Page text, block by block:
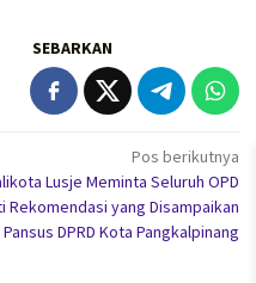
SEBARKAN
Pos berikutnya
Lusje Meminta Seluruh OPD
Rekomendasi yang Disampaikan
Pansus DPRD Kota Pangkalpinang